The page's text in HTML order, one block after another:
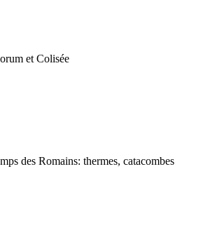
et Colisée
des Romains: thermes, catacombes